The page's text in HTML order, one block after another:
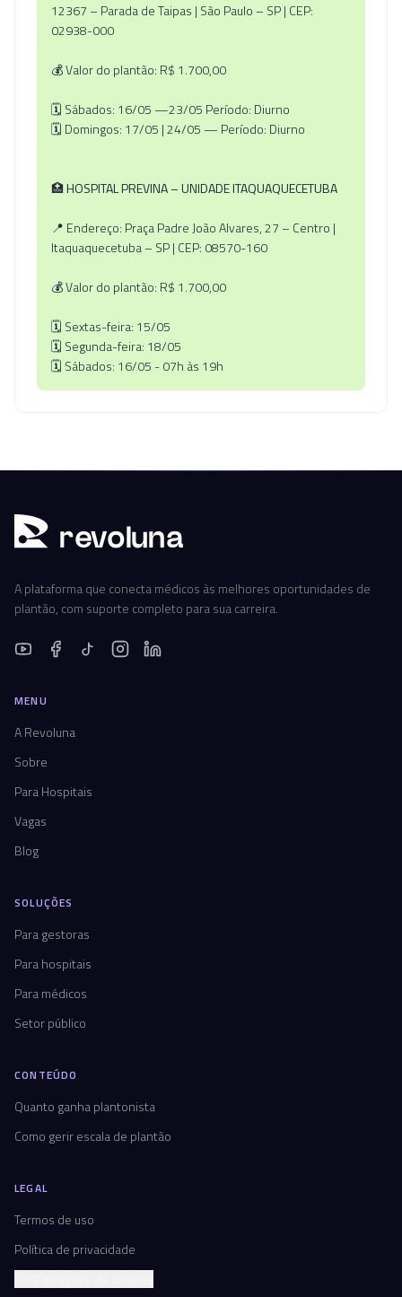
12367 – Parada de Taipas | São Paulo – SP | CEP:
02938-000
💰 Valor do plantão: R$ 1.700,00
🗓️ Sábados: 16/05 —23/05 Período: Diurno
🗓️ Domingos: 17/05 | 24/05 — Período: Diurno
🏥HOSPITAL PREVINA – UNIDADE ITAQUAQUECETUBA
📍 Endereço: Praça Padre João Alvares, 27 – Centro |
Itaquaquecetuba – SP | CEP: 08570-160
💰 Valor do plantão: R$ 1.700,00
🗓️ Sextas-feira: 15/05
🗓️ Segunda-feira: 18/05
🗓️ Sábados: 16/05 - 07h às 19h
revoluna
A plataforma que conecta médicos às melhores oportunidades de
plantão, com suporte completo para sua carreira.
MENU
A Revoluna
Sobre
Para Hospitais
Vagas
Blog
SOLUÇÕES
Para gestoras
Para hospitais
Para médicos
Setor público
CONTEÚDO
Quanto ganha plantonista
Como gerir escala de plantão
LEGAL
Termos de uso
Política de privacidade